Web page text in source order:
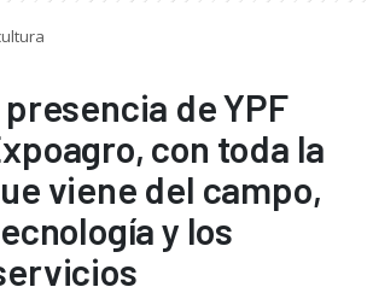
de YPF
con toda la
viene del campo,
y los